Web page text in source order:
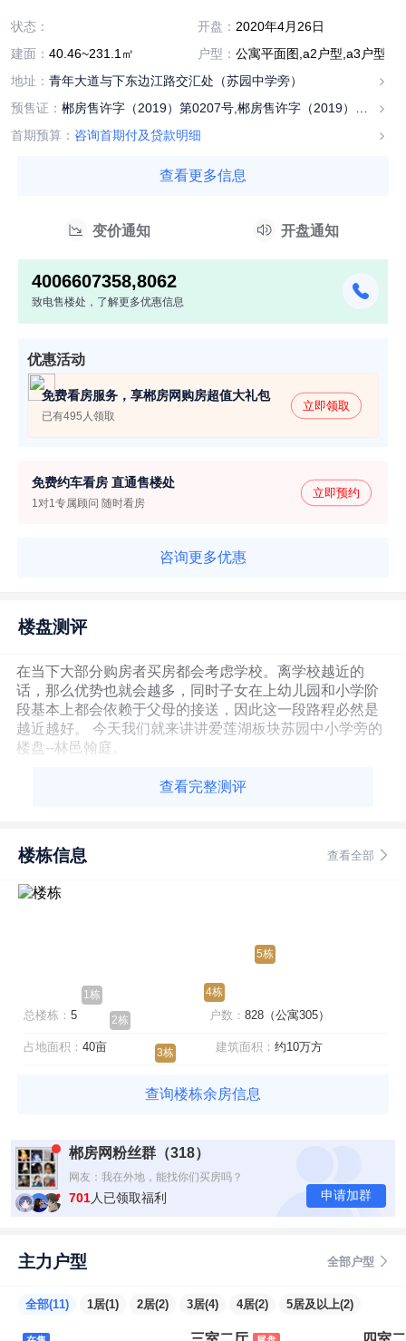
状态： 开盘： 2020年4月26日
建面： 40.46~231.1㎡ 户型： 公寓平面图,a2户型,a3户型
地址： 青年大道与下东边江路交汇处（苏园中学旁）
预售证： 郴房售许字（2019）第0207号,郴房售许字（2019）第
0208号,郴房售许...
首期预算： 咨询首期付及贷款明细
查看更多信息
变价通知 开盘通知
4006607358,8062
致电售楼处，了解更多优惠信息
优惠活动
免费看房服务，享郴房网购房超值大礼包
已有495人领取
立即领取
免费约车看房 直通售楼处
1对1专属顾问 随时看房
立即预约
咨询更多优惠
楼盘测评
在当下大部分购房者买房都会考虑学校。离学校越近的
话，那么优势也就会越多，同时子女在上幼儿园和小学阶
段基本上都会依赖于父母的接送，因此这一段路程必然是
越近越好。 今天我们就来讲讲爱莲湖板块苏园中小学旁的
楼盘--林邑翰庭。
查看完整测评
楼栋信息 查看全部
3栋
4栋
5栋
1栋
2栋
总楼栋： 5 户数： 828（公寓305）
占地面积： 40亩 建筑面积：约10万方
查询楼栋余房信息
郴房网粉丝群（318）
网友：现在房价是多少？
网友：我在外地，能找你们买房吗？
701人已领取福利 申请加群
主力户型 全部户型
全部(11) 1居(1) 2居(2) 3居(4) 4居(2) 5居及以上(2)